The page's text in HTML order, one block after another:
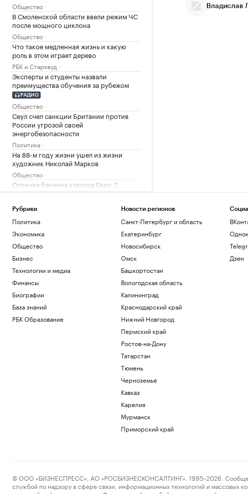
Общество
В Смоленской области ввели режим ЧС
после мощного циклона
Общество
Что такое медленная жизнь и какую
роль в этом играет дерево
РБК и Старквуд
Эксперты и студенты назвали
преимущества обучения за рубежом
РАДИО
Общество
Сеул счел санкции Британии против
России угрозой своей
энергобезопасности
Политика
На 88-м году жизни ушел из жизни
художник Николай Марков
Общество
Отличия бензина классов Евро-2,
Евро-3, Евро-4 и Евро-5. Видео РБК
Генсек ООН осудил атаки украинских
беспилотников на регионы России
Политика
Будущее Ходынского поля: от пашни и
аэродрома до города в городе
РБК и Stone
Футболисты «Сочи» из-за закрытия
аэропорта не смогли вылететь на матч
Спорт
Винисиус продлил контракт с «Реалом»
на фоне слухов об уходе в «Арсенал»
Спорт
Российский прыгун в воду взял второе
Владислав
Рубрики
Политика
Экономика
Общество
Бизнес
Технологии и медиа
Финансы
Биографии
База знаний
РБК Образование
Новости регионов
Санкт-Петербург и область
Екатеринбург
Новосибирск
Омск
Башкортостан
Вологодская область
Калининград
Краснодарский край
Нижний Новгород
Пермский край
Ростов-на-Дону
Татарстан
Тюмень
Черноземье
Кавказ
Карелия
Мурманск
Приморский край
Дзен
© ООО «БИЗНЕСПРЕСС», АО «РОСБИЗНЕСКОНСАЛТИНГ», 1995–2026. Сообщения
службой по надзору в сфере связи, информационных технологий и массовых